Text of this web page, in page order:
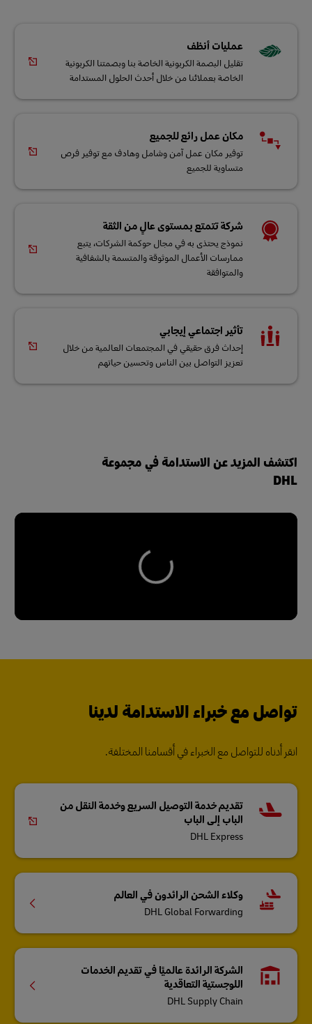
عمليات أنظف
تقليل البصمة الكربونية الخاصة بنا وبصمتنا الكربونية
الخاصة بعملائنا من خلال أحدث الحلول المستدامة
مكان عمل رائع للجميع
توفير مكان عمل آمن وشامل وهادف مع توفير فرص
متساوية للجميع
شركة تتمتع بمستوى عالٍ من الثقة
نموذج يحتذى به في مجال حوكمة الشركات، يتبع
ممارسات الأعمال الموثوقة والمتسمة بالشفافية
والمتوافقة
تأثير اجتماعي إيجابي
إحداث فرق حقيقي في المجتمعات العالمية من خلال
تعزيز التواصل بين الناس وتحسين حياتهم
اكتشف المزيد عن الاستدامة في مجموعة
DHL
تواصل مع خبراء الاستدامة لدينا
انقر أدناه للتواصل مع الخبراء في أقسامنا المختلفة.
تقديم خدمة التوصيل السريع وخدمة النقل من
الباب إلى الباب
DHL Express
وكلاء الشحن الرائدون في العالم
DHL Global Forwarding
الشركة الرائدة عالميًا في تقديم الخدمات
اللوجستية التعاقدية
DHL Supply Chain